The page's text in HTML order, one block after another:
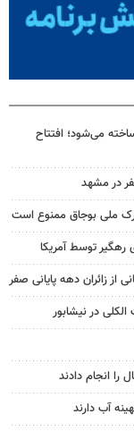
شاهرود ساخته می‌شود؛ افتتاح
ملی بوجاق ممنوع است
رهگیر توسط آمریکا
از زائران دهه پایانی صفر
آب دارند